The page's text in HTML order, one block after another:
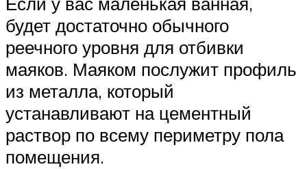
будет достаточно обычного
реечного уровня для отбивки
маяков. Маяком послужит профиль
из металла, который
устанавливают на цементный
раствор по всему периметру пола
помещения.